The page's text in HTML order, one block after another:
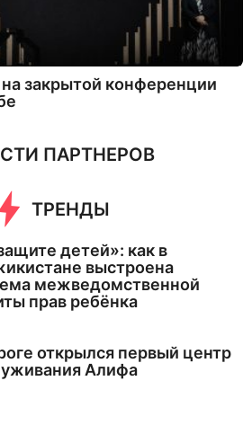
закрытой конференции
ПАРТНЕРОВ
ТРЕНДЫ
детей»: как в
выстроена
межведомственной
прав ребёнка
открылся первый центр
Алифа